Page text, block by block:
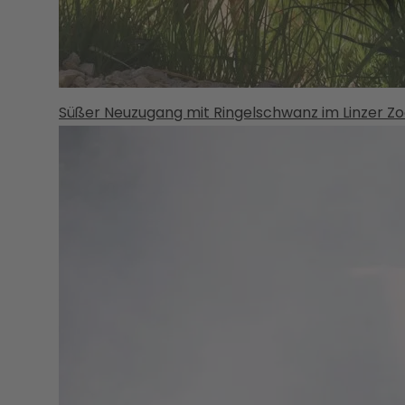
Süßer Neuzugang mit Ringelschwanz im Linzer